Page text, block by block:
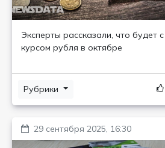
Эксперты рассказали, что будет с
курсом рубля в октябре
Рубрики
29 сентября 2025, 16:30